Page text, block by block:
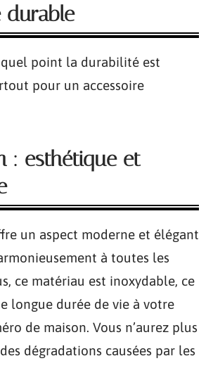
durable
quel point la durabilité est
pour un accessoire
: esthétique et
un aspect moderne et élégant
à toutes les
ce matériau est inoxydable, ce
longue durée de vie à votre
de maison. Vous n’aurez plus
dégradations causées par les